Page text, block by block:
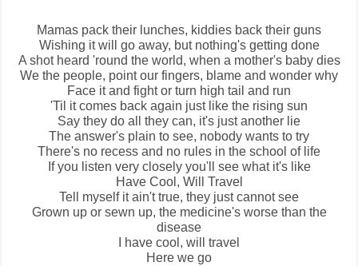
Mamas pack their lunches, kiddies back their guns
Wishing it will go away, but nothing's getting done
A shot heard 'round the world, when a mother's baby dies
We the people, point our fingers, blame and wonder why
Face it and fight or turn high tail and run
'Til it comes back again just like the rising sun
Say they do all they can, it's just another lie
The answer's plain to see, nobody wants to try
There's no recess and no rules in the school of life
If you listen very closely you'll see what it's like
Have Cool, Will Travel
Tell myself it ain't true, they just cannot see
Grown up or sewn up, the medicine's worse than the
disease
I have cool, will travel
Here we go